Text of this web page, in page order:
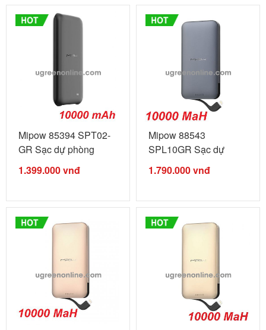
Mipow 85394 SPT02-
GR Sạc dự phòng
Power Cube ...
1.399.000vnđ
Mipow 88543
SPL10GR Sạc dự
phòng Power ...
1.790.000vnđ